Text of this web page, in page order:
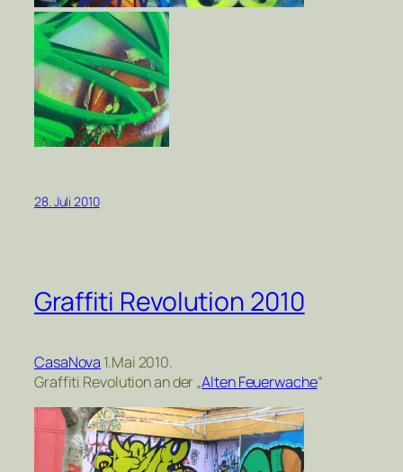
28. Juli 2010
Graffiti Revolution 2010
CasaNova 1.Mai 2010.
Graffiti Revolution an der „Alten Feuerwache“